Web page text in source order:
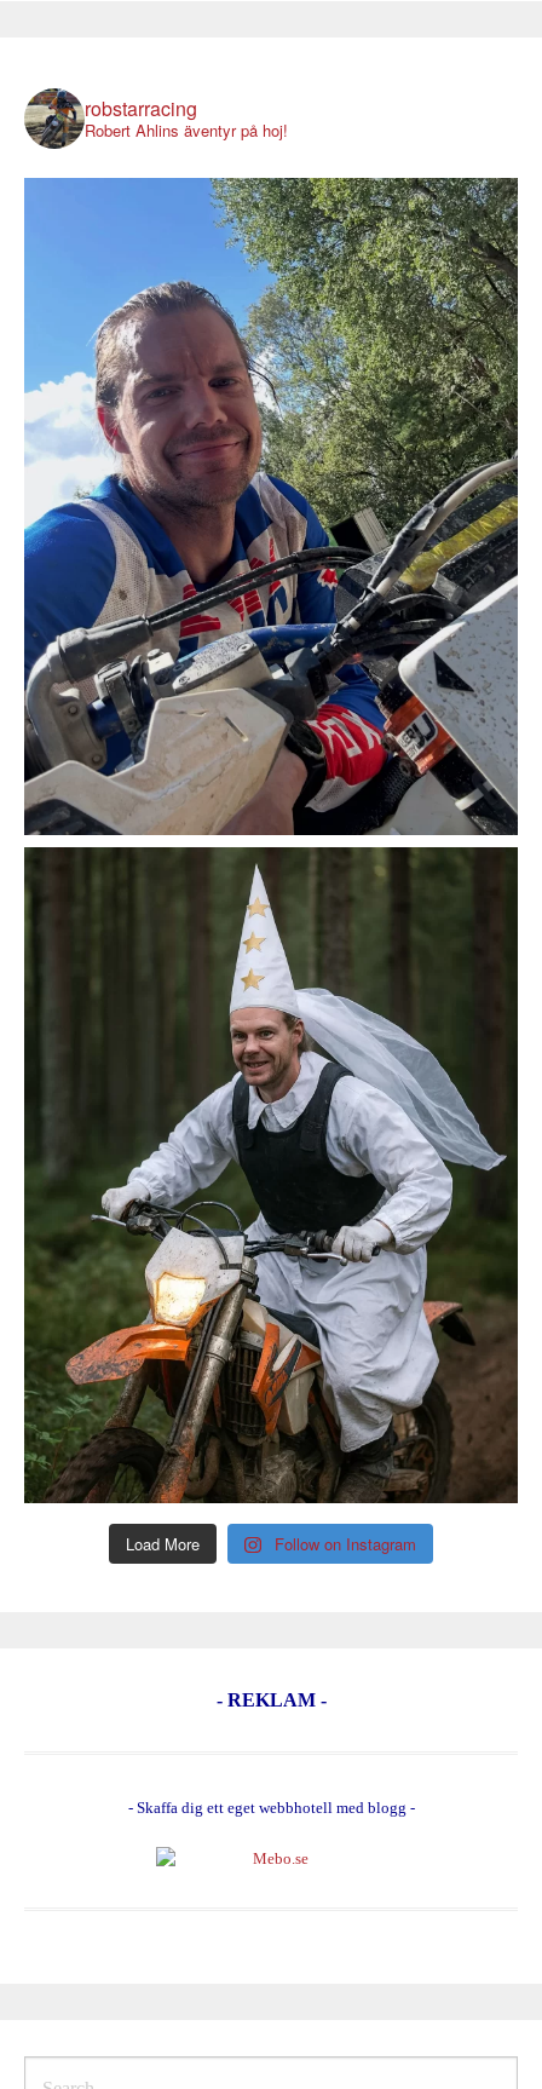
robstarracing
Robert Ahlins äventyr på hoj!
Load More Follow on Instagram
- REKLAM -
- Skaffa dig ett eget webbhotell med blogg -